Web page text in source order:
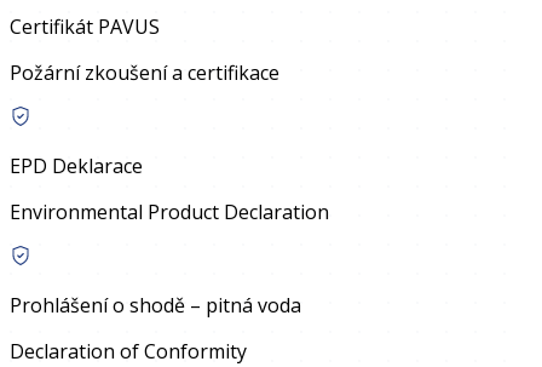
Certifikát PAVUS
Požární zkoušení a certifikace
EPD Deklarace
Environmental Product Declaration
Prohlášení o shodě – pitná voda
Declaration of Conformity